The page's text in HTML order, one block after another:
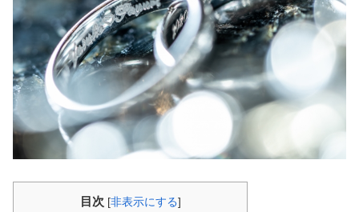
目次 [非表示にする]